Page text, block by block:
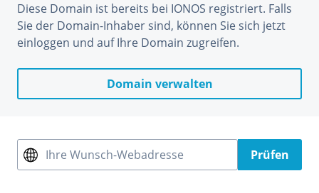
Diese Domain ist bereits bei IONOS registriert. Falls
Sie der Domain-Inhaber sind, können Sie sich jetzt
einloggen und auf Ihre Domain zugreifen.
Domain verwalten
Ihre Wunsch-Webadresse Prüfen